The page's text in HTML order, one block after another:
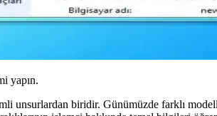
yapın.
unsurlardan biridir. Günümüzde farklı